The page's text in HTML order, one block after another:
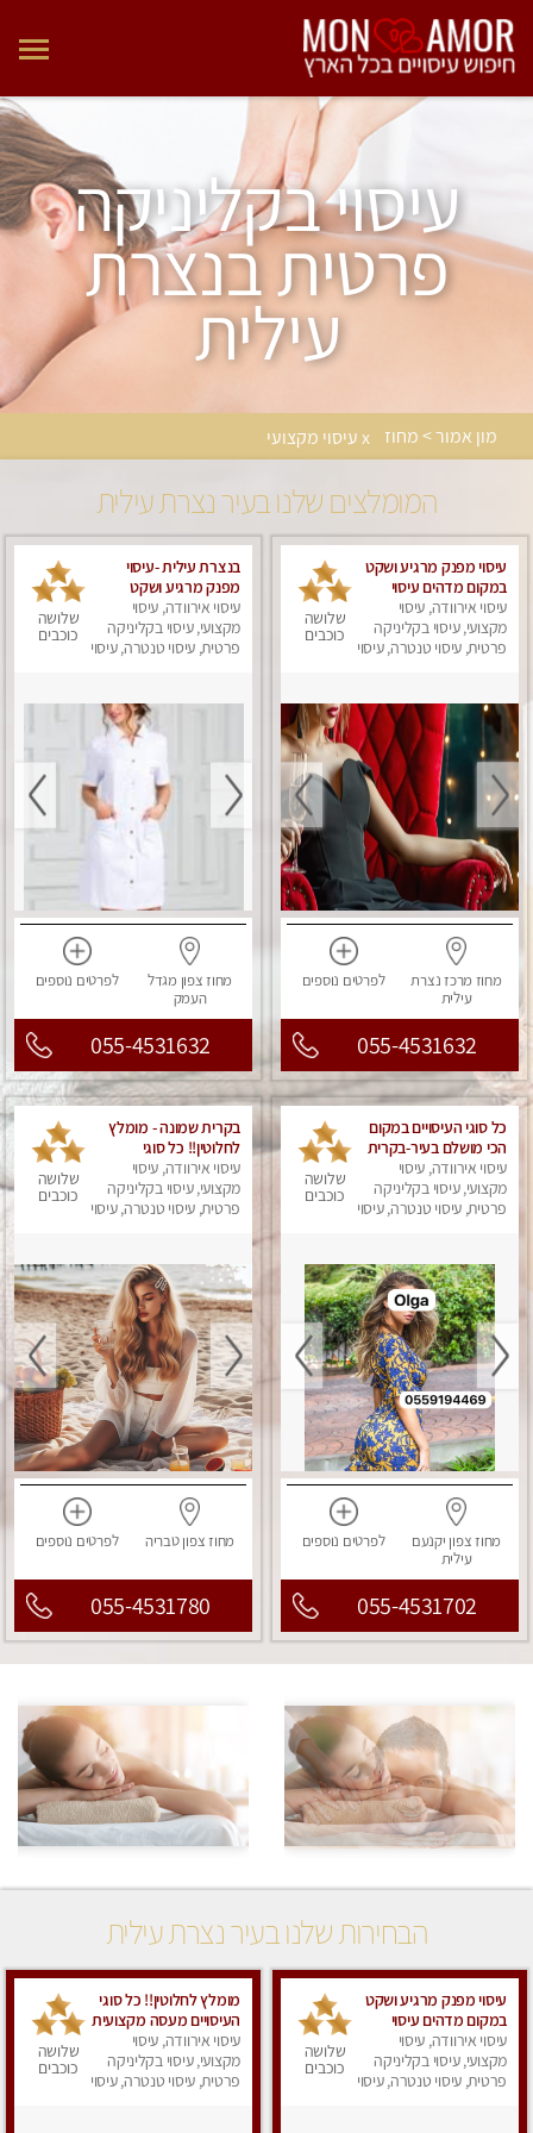
עיסוי בקליניקה
פרטית בנצרת
עילית
מון אמור > מחוז x עיסוי מקצועי
המומלצים שלנו בעיר נצרת עילית
עיסוי מפנק מרגיע ושקט
במקום מדהים עיסוי
מושקע מאוד לכל שרירי
הגוף...מומלץ!! פרטי !!+
לזוגות
עיסוי אירוודה, עיסוי
מקצועי, עיסוי בקליניקה
פרטית, עיסוי טנטרה, עיסוי
שלושה
כוכבים
מחוז מרכז נצרת
עילית
לפרטים נוספים
055-4531632
בנצרת עילית -עיסוי
מפנק מרגיע ושקט
במקום מדהים עיסוי
מושקע מאוד
עיסוי אירוודה, עיסוי
מקצועי, עיסוי בקליניקה
פרטית, עיסוי טנטרה, עיסוי
שלושה
כוכבים
מחוז צפון מגדל
העמק
לפרטים נוספים
055-4531632
כל סוגי העיסויים במקום
הכי מושלם בעיר-בקרית
ביאליק
עיסוי אירוודה, עיסוי
מקצועי, עיסוי בקליניקה
פרטית, עיסוי טנטרה, עיסוי
שלושה
כוכבים
מחוז צפון יקנעם
עילית
לפרטים נוספים
055-4531702
בקרית שמונה - מומלץ
לחלוטין!! כל סוגי
העיסויים מעסה מקצועית
ואיכותית פרטי!!!
עיסוי אירוודה, עיסוי
מקצועי, עיסוי בקליניקה
פרטית, עיסוי טנטרה, עיסוי
שלושה
כוכבים
מחוז צפוןטבריה לפרטים נוספים
055-4531780
הבחירות שלנו בעיר נצרת עילית
עיסוי מפנק מרגיע ושקט
במקום מדהים עיסוי
מושקע מאוד
עיסוי אירוודה, עיסוי
מקצועי, עיסוי בקליניקה
פרטית, עיסוי טנטרה, עיסוי
שלושה
כוכבים
מומלץ לחלוטין!! כל סוגי
העיסויים מעסה מקצועית
ואיכותית פרטי!!!
עיסוי אירוודה, עיסוי
מקצועי, עיסוי בקליניקה
פרטית, עיסוי טנטרה, עיסוי
שלושה
כוכבים